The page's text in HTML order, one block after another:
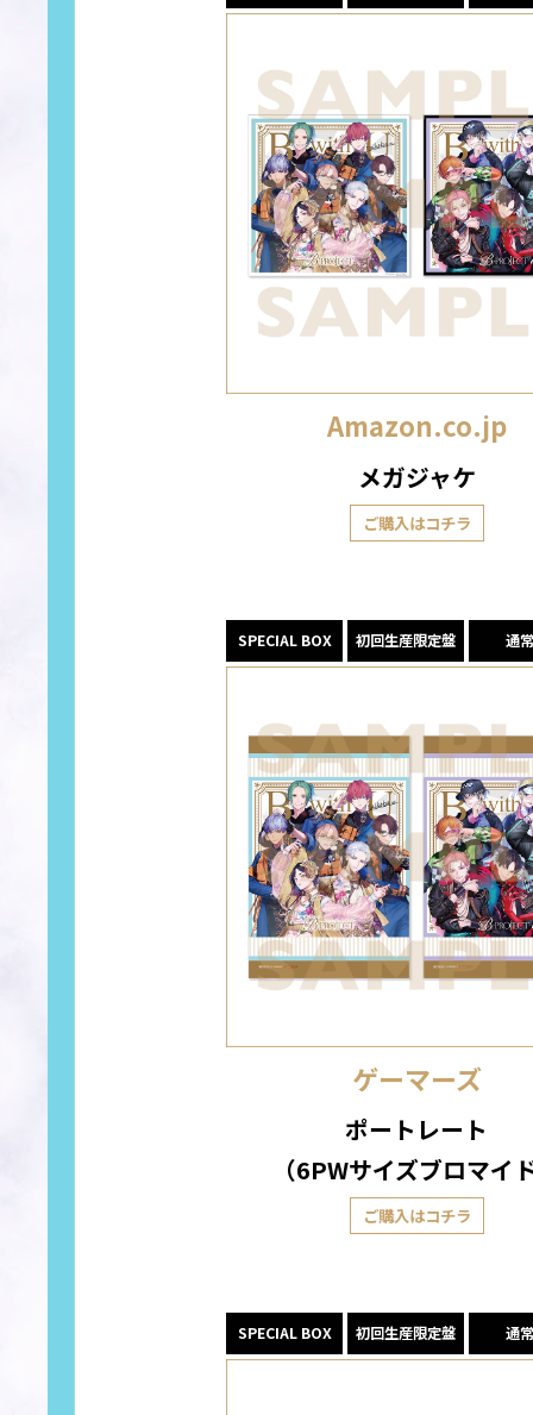
Amazon.co.jp
メガジャケ
ご購入はコチラ
SPECIAL BOX 初回生産限定盤 通
ゲーマーズ
ポートレート
（6PWサイズブロマイ
ご購入はコチラ
SPECIAL BOX 初回生産限定盤 通